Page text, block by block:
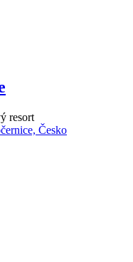
resort
Česko